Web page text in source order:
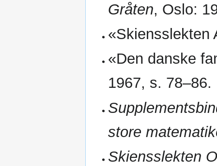
Gråten, Oslo:
«Den danske
1967, s. 78–86.
store
Skiensslekten